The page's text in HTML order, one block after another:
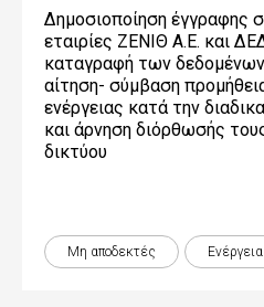
Δημοσιοποίηση έγγραφης
εταιρίες ΖΕΝΙΘ Α.Ε. και
καταγραφή των
αίτηση- σύμβαση
ενέργειας κατά την
και άρνηση διόρθωσής
δικτύου
Μη αποδεκτές